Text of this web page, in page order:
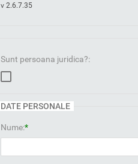
v 2.6.7.35
Sunt persoana juridica?:
DATE PERSONALE
Nume:*